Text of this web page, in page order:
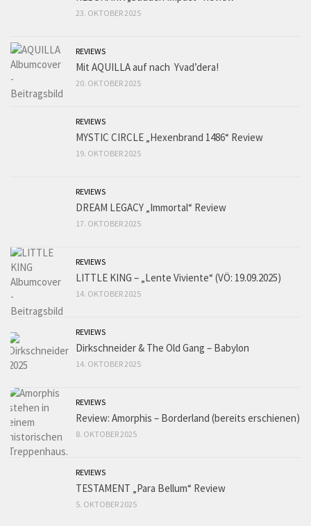
23. OKTOBER 2025
REVIEWS
Mit AQUILLA auf nach Yvad’dera!
20. OKTOBER 2025
REVIEWS
MYSTIC CIRCLE „Hexenbrand 1486“ Review
19. OKTOBER 2025
REVIEWS
DREAM LEGACY „Immortal“ Review
17. OKTOBER 2025
REVIEWS
LITTLE KING – „Lente Viviente“ (VÖ: 19.09.2025)
14. OKTOBER 2025
REVIEWS
Dirkschneider & The Old Gang – Babylon
14. OKTOBER 2025
REVIEWS
Review: Amorphis – Borderland (bereits erschienen)
8. OKTOBER 2025
REVIEWS
TESTAMENT „Para Bellum“ Review
5. OKTOBER 2025